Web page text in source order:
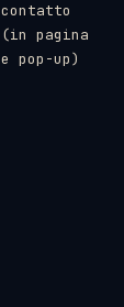
contatto
(in pagina
e pop-up)